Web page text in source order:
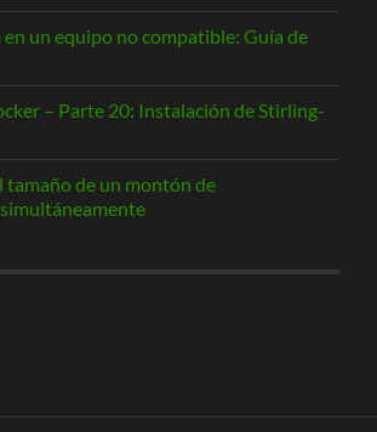
en un equipo no compatible: Guía de
– Parte 20: Instalación de Stirling-
tamaño de un montón de